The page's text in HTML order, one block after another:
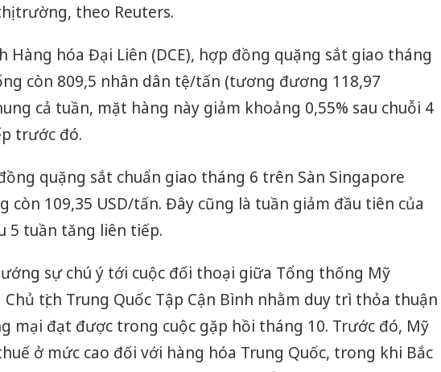
trường, theo Reuters.
Hàng hóa Đại Liên (DCE), hợp đồng quặng sắt giao tháng
còn 809,5 nhân dân tệ/tấn (tương đương 118,97
cả tuần, mặt hàng này giảm khoảng 0,55% sau chuỗi 4
trước đó.
quặng sắt chuẩn giao tháng 6 trên Sàn Singapore
còn 109,35 USD/tấn. Đây cũng là tuần giảm đầu tiên của
5 tuần tăng liên tiếp.
sự chú ý tới cuộc đối thoại giữa Tổng thống Mỹ
tịch Trung Quốc Tập Cận Bình nhằm duy trì thỏa thuận
mại đạt được trong cuộc gặp hồi tháng 10. Trước đó, Mỹ
ở mức cao đối với hàng hóa Trung Quốc, trong khi Bắc